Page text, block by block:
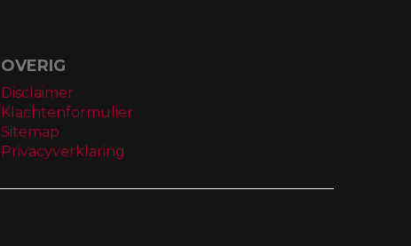
OVERIG
Disclaimer
Klachtenformulier
Sitemap
Privacyverklaring